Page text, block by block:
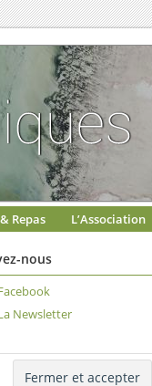
Repas L’Association
nous
Newsletter